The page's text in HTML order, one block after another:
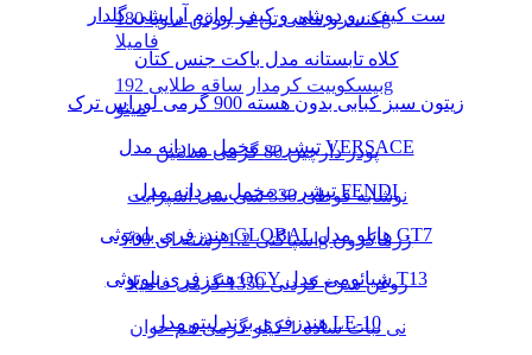
کنسرو ماهی تن در روغن سویا 180g
فامیلا
بیسکوییت کرمدار ساقه طلایی 192g
مینو
پودر دارچین 80 گرمی سانتین
نوشابه قوطی 330 سی سی اسپرایت
اسپاگتی 1.2 رشته ای 700g زرماکرون
روغن سرخ کردنی 1350 گرمی فامیلا
نی نبات ساده 1 کیلو گرمی هم خوان
ست کیف رو دوشی و کیف لوازم آرایشی گلدار
کلاه تابستانه مدل باکت جنس کتان
زیتون سبز کبابی بدون هسته 900 گرمی لوراس ترک
تیشرت مخمل مردانه مدل VERSACE
تیشرت مخمل مردانه مدل FENDI
هندزفری بلوتوثی GLOBAL هایلو مدل GT7
هندزفری بلوتوثی QCY شیائومی مدل T13
هندزفری برند لیتو مدل LE-10